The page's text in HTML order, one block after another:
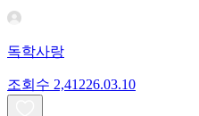
독학사랑
조회수 2,41226.03.10